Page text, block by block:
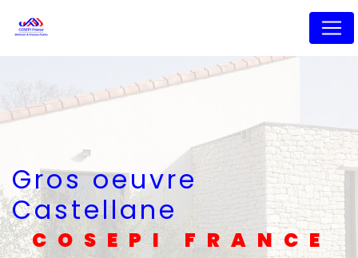
Gros oeuvre
Castellane
COSEPI FRANCE